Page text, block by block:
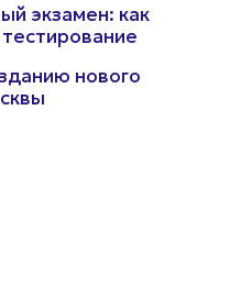
экзамен: как
нового